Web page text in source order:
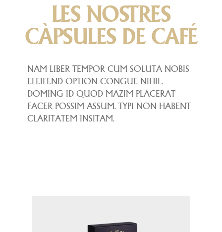
LES NOSTRES
CÀPSULES DE CAFÉ
NAM LIBER TEMPOR CUM SOLUTA NOBIS
ELEIFEND OPTION CONGUE NIHIL.
DOMING ID QUOD MAZIM PLACERAT
FACER POSSIM ASSUM. TYPI NON HABENT
CLARITATEM INSITAM.